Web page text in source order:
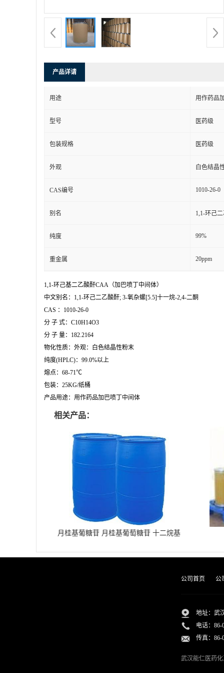
产品详请
用途 用作药品
型号 医药级
包装规格 医药级
外观 白色结晶
CAS编号 1010-26-0
别名 1,1-环己
纯度 99%
重金属 20ppm
1,1-环己基二乙酸酐CAA（加巴喷丁中间体）
中文别名：1,1-环己二乙酸酐; 3-氧杂螺[5.5]十一烷-2,4-二酮
CAS ：1010-26-0
分 子 式：C10H14O3
分 子 量：182.2164
物化性质：外观：白色结晶性粉末
纯度(HPLC)：99.0%以上
熔点：68-71℃
包装：25KG/纸桶
产品用途：用作药品加巴喷丁中间体
相关产品：
月桂基葡糖苷 月桂基葡萄糖苷 十二烷基
公司首页 公
地址：武
电话： 86-
传真：86-
武汉能仁医药